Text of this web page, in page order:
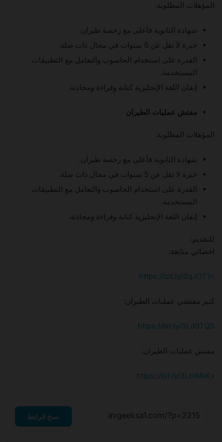
المؤهلات المطلوبة:
شهادة الثانوية فأعلى مع رخصة طيران.
خبرة لا تقل عن 5 سنوات في مجال ذات صلة.
القدرة على استخدام الحاسوب والتعامل مع التطبيقات
المستخدمة.
إتقان اللغة الإنجليزية كتابة وقراءة ومحادثة.
مفتش عمليات الطيران
المؤهلات المطلوبة:
شهادة الثانوية فأعلى مع رخصة طيران.
خبرة لا تقل عن 5 سنوات في مجال ذات صلة.
القدرة على استخدام الحاسوب والتعامل مع التطبيقات
المستخدمة.
إتقان اللغة الإنجليزية كتابة وقراءة ومحادثة.
للتقديم:
اخصائي متابعة:
https://bit.ly/3qJOT1n
كبير مفتشي عمليات الطيران:
https://bit.ly/3Ld0TQS
مفتش عمليات الطيران:
https://bit.ly/3LmMkKx
نسخ الرابط